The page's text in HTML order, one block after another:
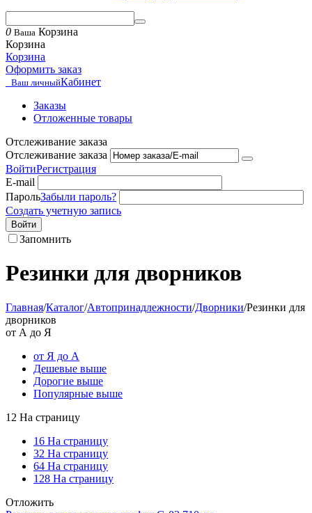
0 Ваша Корзина
Корзина
Корзина
Оформить заказ
Ваш личныйКабинет
Заказы
Отложенные товары
Отслеживание заказа
Отслеживание заказа
ВойтиРегистрация
E-mail
ПарольЗабыли пароль?
Создать учетную запись
Войти
Запомнить
Резинки для дворников
Главная/Каталог/Автопринадлежности/Дворники/Резинки для
дворников
от А до Я
от Я до А
Дешевые выше
Дорогие выше
Популярные выше
12 На страницу
16 На страницу
32 На страницу
64 На страницу
128 На страницу
Отложить